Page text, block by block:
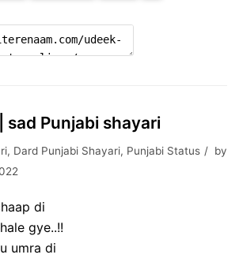
sad Punjabi shayari
, Dard Punjabi Shayari, Punjabi Status
by
di
gye..!!
umra di